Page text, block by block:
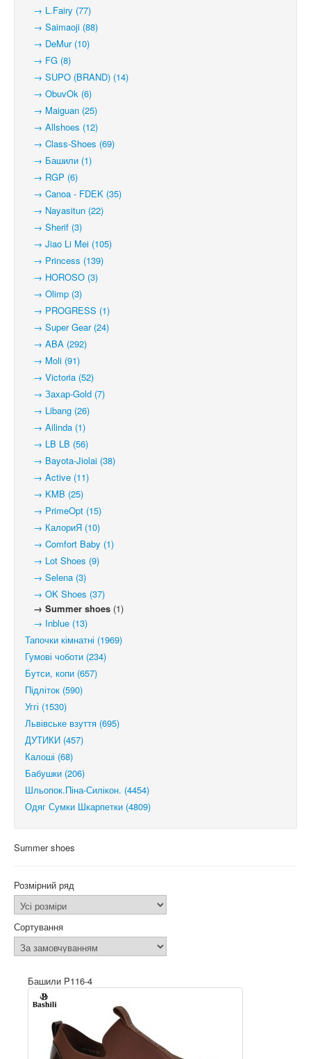
→ L.Fairy (77)
→ Saimaoji (88)
→ DeMur (10)
→ FG (8)
→ SUPO (BRAND) (14)
→ ObuvOk (6)
→ Maiguan (25)
→ Allshoes (12)
→ Class-Shoes (69)
→ Башили (1)
→ RGP (6)
→ Canoa - FDEK (35)
→ Nayasitun (22)
→ Sherif (3)
→ Jiao Li Mei (105)
→ Princess (139)
→ HOROSO (3)
→ Olimp (3)
→ PROGRESS (1)
→ Super Gear (24)
→ ABA (292)
→ Moli (91)
→ Victoria (52)
→ Захар-Gold (7)
→ Libang (26)
→ Ailinda (1)
→ LB LB (56)
→ Bayota-Jiolai (38)
→ Active (11)
→ KMB (25)
→ PrimeOpt (15)
→ КалориЯ (10)
→ Comfort Baby (1)
→ Lot Shoes (9)
→ Selena (3)
→ OK Shoes (37)
→ Summer shoes (1)
→ Inblue (13)
Тапочки кімнатні (1969)
Гумові чоботи (234)
Бутси, копи (657)
Підліток (590)
Уггі (1530)
Львівське взуття (695)
ДУТИКИ (457)
Калоші (68)
Бабушки (206)
Шльопок.Піна-Силікон. (4454)
Одяг Сумки Шкарпетки (4809)
Summer shoes
Розмірний ряд
Сортування
Башили P116-4